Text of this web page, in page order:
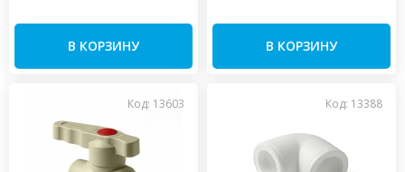
В КОРЗИНУ В КОРЗИНУ
Код: 13603 Код: 13388